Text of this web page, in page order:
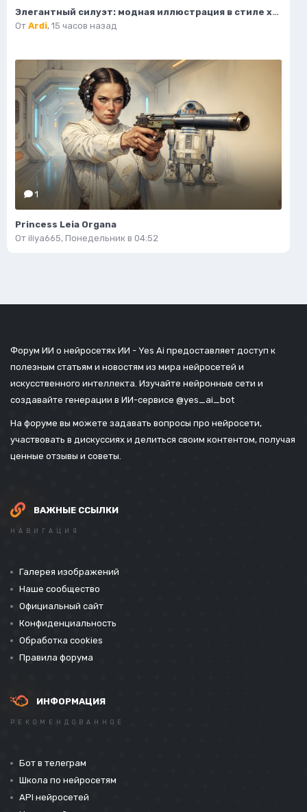
Элегантный силуэт: модная иллюстрация в стиле хай-енд журнала. Изображение из нейросети Flux.1
От Ardi, 15 часов назад
1
Princess Leia Organa
От iliya665, Понедельник в 04:52
Форум ИИ о нейросетях ИИ - Yes Ai предоставляет доступ к
полезным статьям и новостям из мира нейросетей и
искусственного интеллекта. Изучайте нейронные сети и
создавайте генерации в ИИ-сервисе @yes_ai_bot
На форуме вы можете задавать вопросы про нейросети,
участвовать в дискуссиях и делиться своим контентом, получая
ценные отзывы и советы.
ВАЖНЫЕ ССЫЛКИ
НАВИГАЦИЯ
Галерея изображений
Наше сообщество
Официальный сайт
Конфиденциальность
Обработка cookies
Правила форума
ИНФОРМАЦИЯ
РЕКОМЕНДОВАННОЕ
Бот в телеграм
Школа по нейросетям
API нейросетей